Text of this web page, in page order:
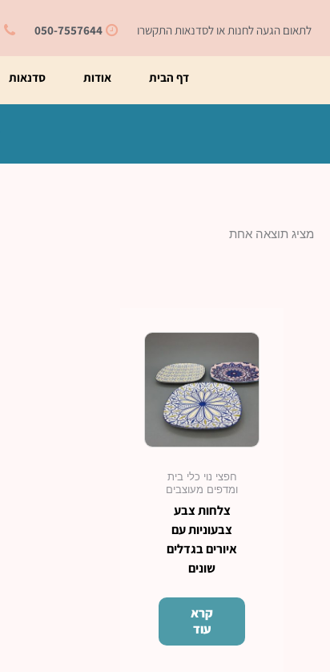
לתוכן
050-7557644 לתאום הגעה לחנות או לסדנאות התקשרו
דף הבית אודות סדנאות
מציג תוצאה אחת
חפצי נוי כלי בית
ומדפים מעוצבים
צלחות צבע
צבעוניות עם
איורים בגדלים
שונים
קרא
עוד